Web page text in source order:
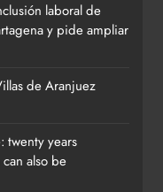
laboral de
y pide ampliar
de Aranjuez
twenty years
also be